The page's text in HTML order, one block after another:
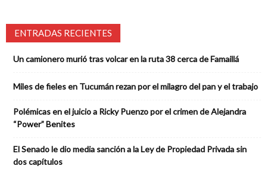
ENTRADAS RECIENTES
Un camionero murió tras volcar en la ruta 38 cerca de Famaillá
Miles de fieles en Tucumán rezan por el milagro del pan y el trabajo
Polémicas en el juicio a Ricky Puenzo por el crimen de Alejandra
“Power” Benites
El Senado le dio media sanción a la Ley de Propiedad Privada sin
dos capítulos